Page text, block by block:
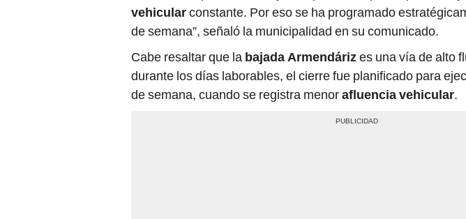
vehicularconstante. Por eso se ha programado
de semana”, señaló la municipalidad en su comunicado.
Cabe resaltar que la bajada Armendárizes una vía de alto
durante los días laborables, el cierre fue planificado para
de semana, cuando se registra menorafluencia vehicular.